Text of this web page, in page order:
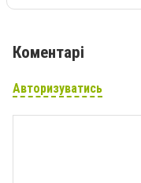
Коментарі
Авторизуватись